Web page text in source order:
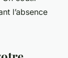
l’absence